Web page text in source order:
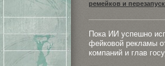
ремейков и
Пока ИИ успешно
фейковой рекламы
компаний и глав